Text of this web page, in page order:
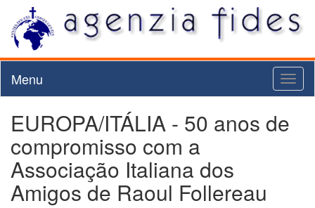
Menu
EUROPA/ITÁLIA - 50 anos de
compromisso com a
Associação Italiana dos
Amigos de Raoul Follereau